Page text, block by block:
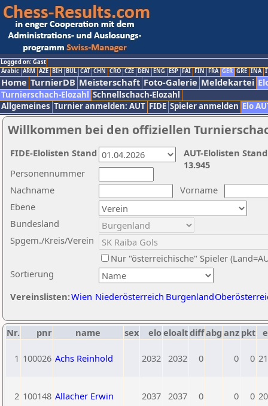
Logged on: Gast
Arabic ARM AZE BIH BUL CAT CHN CRO CZE DEN ENG ESP FAI FIN FRA GER GRE INA
Home TurnierDB Meisterschaft Foto-Galerie Meldekartei
Turnierschach-Elozahl Schnellschach-Elozahl
Allgemeines Turnier anmelden: AUT FIDE Spieler anmelden Elo
Willkommen bei den offiziellen
Nachname
Vorname
Ebene
Sortierung
Personennummer
Bundesland
Spgem./Kreis/Verein
Nur "österreichische" Spieler
Vereinslisten:Wien Niederösterreich Burgenland
AUT-Elolisten
13.945
FIDE-Elolisten Stand
Nr. pnr name sex eloeloaltdiffabg anz pkt
1 100026 Achs Reinhold 2032 2032 0 0 0
2 100148 Allacher Erwin 2037 2037 0 0 0